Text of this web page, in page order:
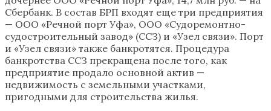
Сбербанк. В состав БРП входят еще три предприятия
— ООО «Речной порт Уфа», ООО «Судоремонтно-
судостроительный завод» (ССЗ) и «Узел связи». Порт
и «Узел связи» также банкротятся. Процедура
банкротства ССЗ прекращена после того, как
предприятие продало основной актив —
недвижимость с земельными участками,
пригодными для строительства жилья.